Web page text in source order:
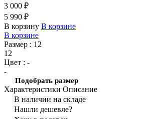
3 000 ₽
5 990 ₽
В корзину В корзине
В корзине
Размер : 12
12
Цвет : -
-
Подобрать размер
Характеристики Описание
В наличии на складе
Нашли дешевле?